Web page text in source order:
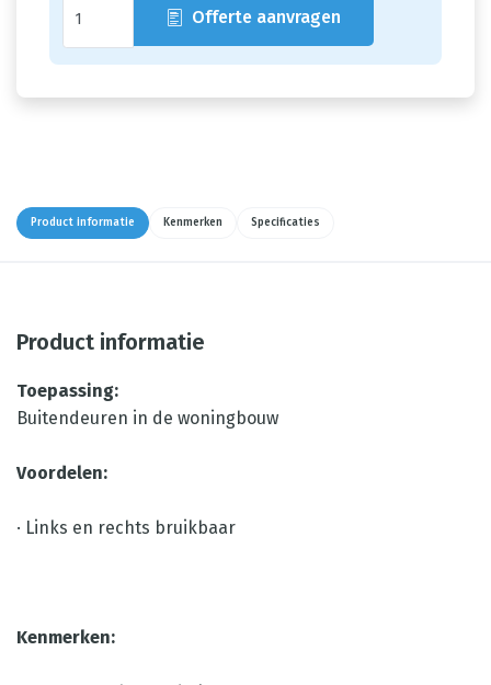
Offerte aanvragen
Product informatie Kenmerken Specificaties
Product informatie
Toepassing:
Buitendeuren in de woningbouw
Voordelen:
· Links en rechts bruikbaar
Kenmerken: